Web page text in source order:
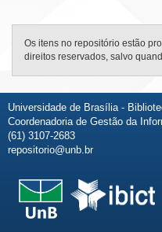
Os itens no repositório estão
direitos reservados, salvo
Universidade de Brasília -
Coordenadoria de Gestão da
(61) 3107-2683
repositorio@unb.br